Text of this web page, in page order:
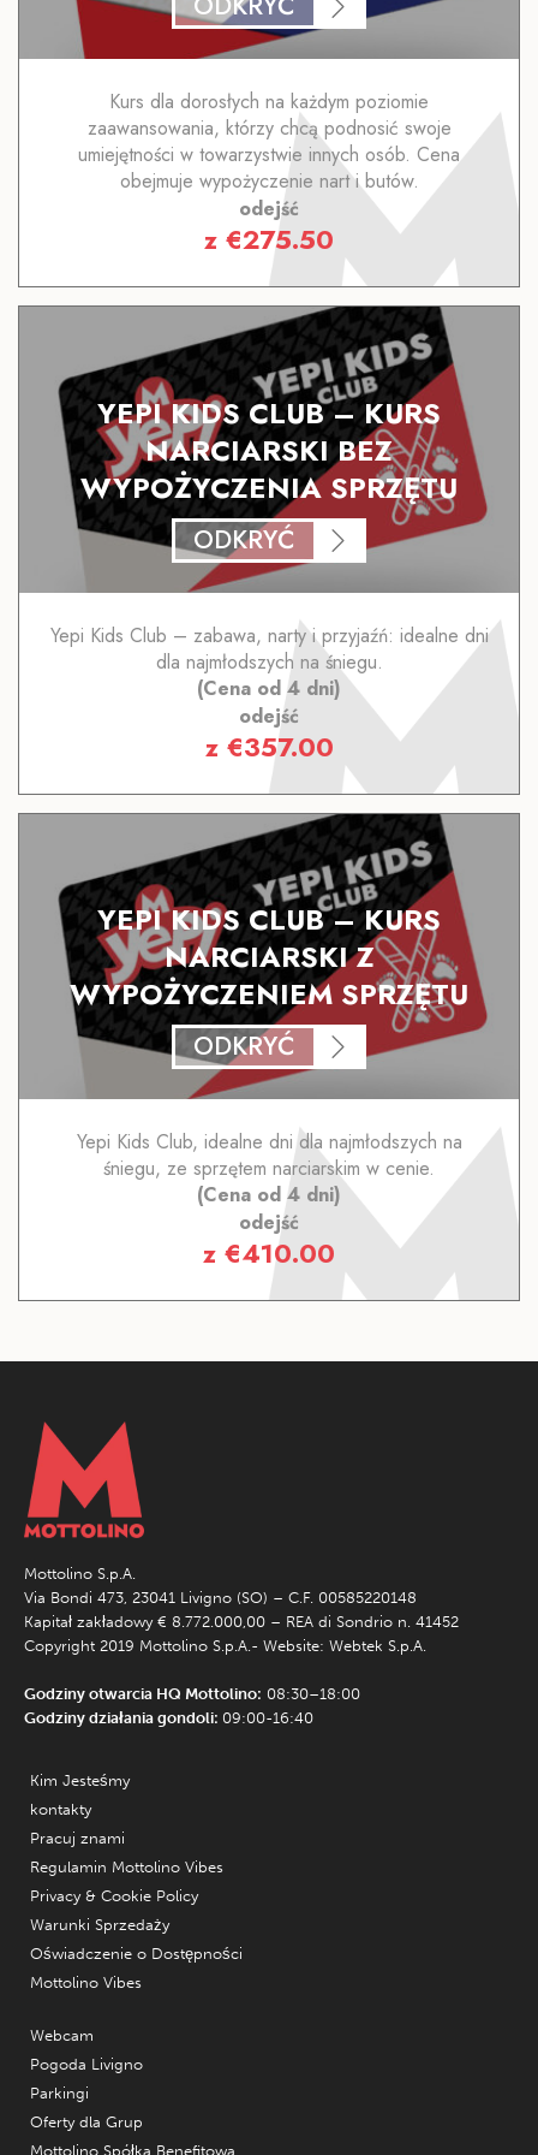
Kurs dla dorosłych na każdym poziomie
zaawansowania, którzy chcą podnosić swoje
umiejętności w towarzystwie innych osób. Cena
obejmuje wypożyczenie nart i butów.
odejść
z €275.50
YEPI KIDS CLUB – KURS
NARCIARSKI BEZ
WYPOŻYCZENIA SPRZĘTU
ODKRYĆ
Yepi Kids Club – zabawa, narty i przyjaźń: idealne dni
dla najmłodszych na śniegu.
(Cena od 4 dni)
odejść
z €357.00
YEPI KIDS CLUB – KURS
NARCIARSKI Z
WYPOŻYCZENIEM SPRZĘTU
ODKRYĆ
Yepi Kids Club, idealne dni dla najmłodszych na
śniegu, ze sprzętem narciarskim w cenie.
(Cena od 4 dni)
odejść
z €410.00
Mottolino S.p.A.
Via Bondi 473, 23041 Livigno (SO) – C.F. 00585220148
Kapitał zakładowy € 8.772.000,00 – REA di Sondrio n. 41452
Copyright 2019 Mottolino S.p.A.- Website: Webtek S.p.A.
Godziny otwarcia HQ Mottolino: 08:30–18:00
Godziny działania gondoli: 09:00-16:40
Kim Jesteśmy
kontakty
Pracuj znami
Regulamin Mottolino Vibes
Privacy & Cookie Policy
Warunki Sprzedaży
Oświadczenie o Dostępności
Mottolino Vibes
Webcam
Pogoda Livigno
Parkingi
Oferty dla Grup
Mottolino Spółka Benefitowa